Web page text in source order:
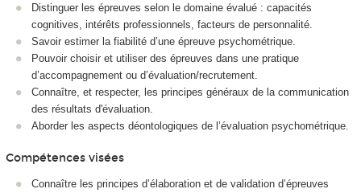
Distinguer les épreuves selon le domaine évalué : capacités
cognitives, intérêts professionnels, facteurs de personnalité.
Savoir estimer la fiabilité d’une épreuve psychométrique.
Pouvoir choisir et utiliser des épreuves dans une pratique
d’accompagnement ou d’évaluation/recrutement.
Connaître, et respecter, les principes généraux de la communication
des résultats d'évaluation.
Aborder les aspects déontologiques de l’évaluation psychométrique.
Compétences visées
Connaître les principes d’élaboration et de validation d’épreuves